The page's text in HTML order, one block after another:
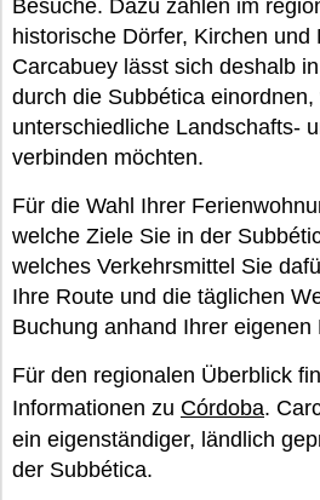
Besuche. Dazu zählen im
historische Dörfer, Kirchen und
Carcabuey lässt sich deshalb
durch die Subbética einordnen,
unterschiedliche Landschafts-
verbinden möchten.
Für die Wahl Ihrer
welche Ziele Sie in der
welches Verkehrsmittel Sie
Ihre Route und die täglichen
Buchung anhand Ihrer eigenen
Für den regionalen Überblick
Informationen zu Córdoba.
ein eigenständiger, ländlich
der Subbética.